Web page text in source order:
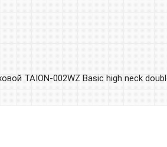
TAION-002WZ Basic high neck